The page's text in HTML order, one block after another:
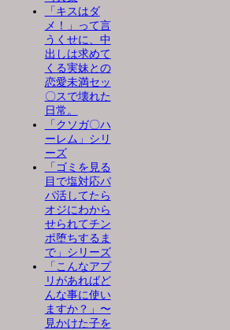
「キスはダ
メ！」って言
うくせに、中
出しは求めて
くる実妹との
恋愛未満セッ
〇スで壊れた
日常。
「クソガ〇ハ
ーレム」シリ
ーズ
「ゴミを見る
目で塩対応パ
パ活してたら
オジにわから
せられてチン
ポ堕ちするま
で」シリーズ
「こんなアプ
リがあればど
んな事に使い
ますか？」〜
見かけた子を